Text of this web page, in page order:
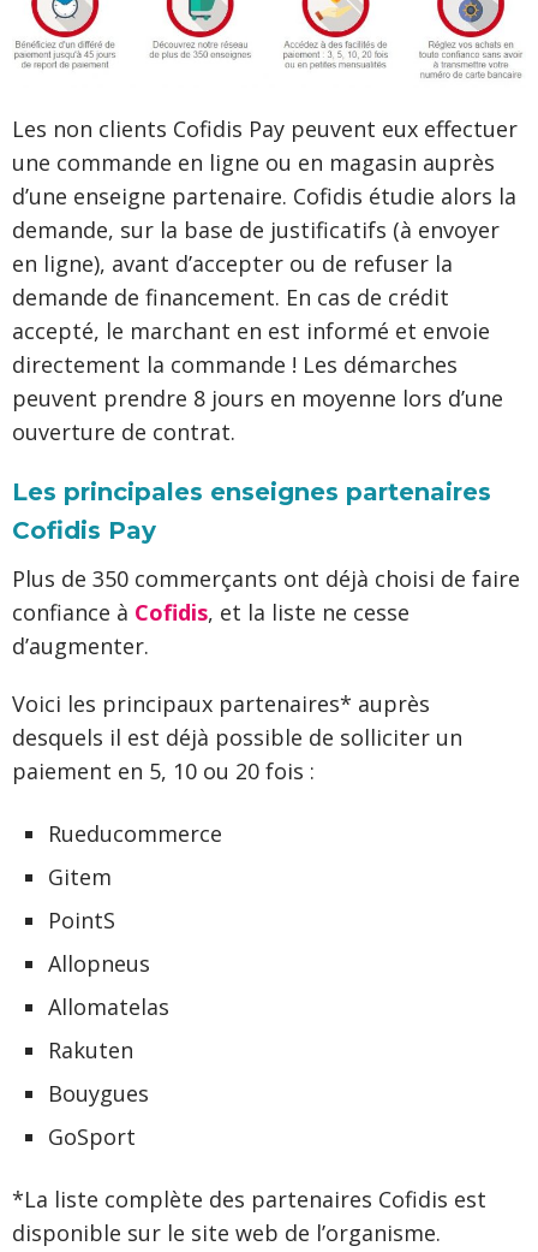
Les non clients Cofidis Pay peuvent eux effectuer
une commande en ligne ou en magasin auprès
d’une enseigne partenaire. Cofidis étudie alors la
demande, sur la base de justificatifs (à envoyer
en ligne), avant d’accepter ou de refuser la
demande de financement. En cas de crédit
accepté, le marchant en est informé et envoie
directement la commande ! Les démarches
peuvent prendre 8 jours en moyenne lors d’une
ouverture de contrat.
Les principales enseignes partenaires
Cofidis Pay
Plus de 350 commerçants ont déjà choisi de faire
confiance à Cofidis, et la liste ne cesse
d’augmenter.
Voici les principaux partenaires* auprès
desquels il est déjà possible de solliciter un
paiement en 5, 10 ou 20 fois :
Rueducommerce
Gitem
PointS
Allopneus
Allomatelas
Rakuten
Bouygues
GoSport
*La liste complète des partenaires Cofidis est
disponible sur le site web de l’organisme.